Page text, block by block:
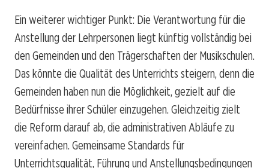
Ein weiterer wichtiger Punkt: Die Verantwortung für die
Anstellung der Lehrpersonen liegt künftig vollständig bei
den Gemeinden und den Trägerschaften der Musikschulen.
Das könnte die Qualität des Unterrichts steigern, denn die
Gemeinden haben nun die Möglichkeit, gezielt auf die
Bedürfnisse ihrer Schüler einzugehen. Gleichzeitig zielt
die Reform darauf ab, die administrativen Abläufe zu
vereinfachen. Gemeinsame Standards für
Unterrichtsqualität, Führung und Anstellungsbedingungen